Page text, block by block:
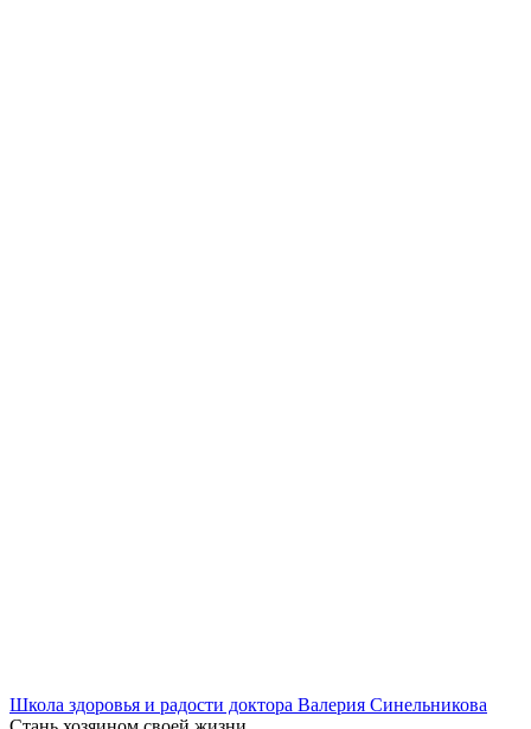
Школа здоровья и радости доктора Валерия Синельникова